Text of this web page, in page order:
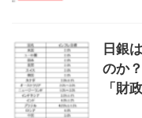
日銀
のか
「財